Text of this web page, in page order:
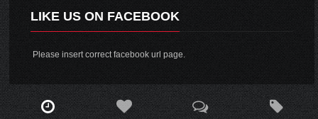
LIKE US ON FACEBOOK
Please insert correct facebook url page.